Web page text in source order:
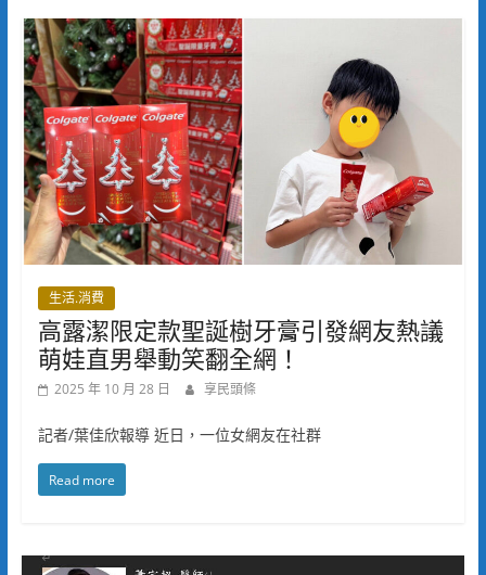
生活.消費
高露潔限定款聖誕樹牙膏引發網友熱議
萌娃直男舉動笑翻全網！
2025 年 10 月 28 日 享民頭條
記者/葉佳欣報導 近日，一位女網友在社群
Read more